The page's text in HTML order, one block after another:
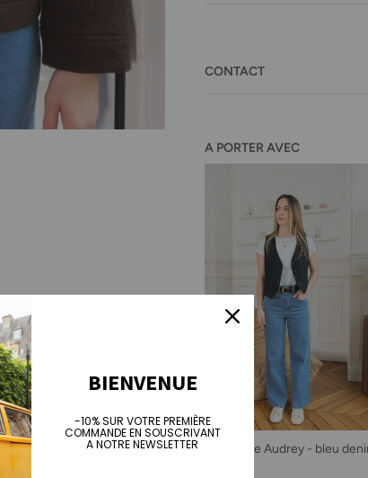
CONTACT
A PORTER AVEC
Jean wide Audrey - bleu
BIENVENUE
-10% SUR VOTRE PREMIÈRE
COMMANDE EN SOUSCRIVANT
A NOTRE NEWSLETTER